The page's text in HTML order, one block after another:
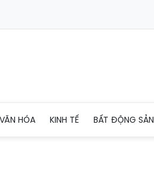
VĂN HÓA KINH TẾ BẤT ĐỘNG SẢN